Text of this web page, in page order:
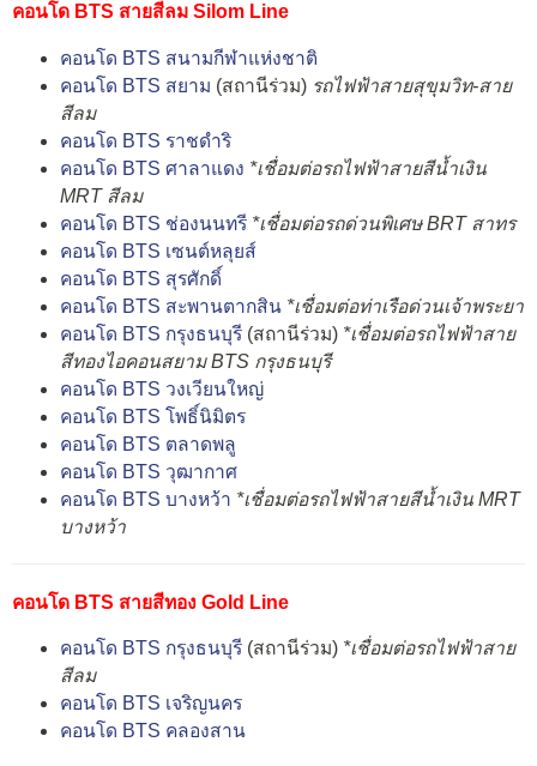
คอนโด BTS สายสีลม Silom Line
คอนโด BTS สนามกีฬาแห่งชาติ
คอนโด BTS สยาม (สถานีร่วม) รถไฟฟ้าสายสุขุมวิท-สาย
สีลม
คอนโด BTS ราชดำริ
คอนโด BTS ศาลาแดง *เชื่อมต่อรถไฟฟ้าสายสีน้ำเงิน
MRT สีลม
คอนโด BTS ช่องนนทรี *เชื่อมต่อรถด่วนพิเศษ BRT สาทร
คอนโด BTS เซนต์หลุยส์
คอนโด BTS สุรศักดิ์
คอนโด BTS สะพานตากสิน *เชื่อมต่อท่าเรือด่วนเจ้าพระยา
คอนโด BTS กรุงธนบุรี (สถานีร่วม) *เชื่อมต่อรถไฟฟ้าสาย
สีทองไอคอนสยาม BTS กรุงธนบุรี
คอนโด BTS วงเวียนใหญ่
คอนโด BTS โพธิ์นิมิตร
คอนโด BTS ตลาดพลู
คอนโด BTS วุฒากาศ
คอนโด BTS บางหว้า *เชื่อมต่อรถไฟฟ้าสายสีน้ำเงิน MRT
บางหว้า
คอนโด BTS สายสีทอง Gold Line
คอนโด BTS กรุงธนบุรี (สถานีร่วม) *เชื่อมต่อรถไฟฟ้าสาย
สีลม
คอนโด BTS เจริญนคร
คอนโด BTS คลองสาน